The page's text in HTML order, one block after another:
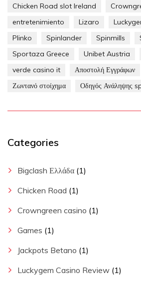
Chicken Road slot Ireland
entretenimiento
Lizaro
Plinko
Spinlander Spinmills
Sportaza Greece
Unibet Austria
verde casino it
Αποστολή Εγγράφων
Ζωντανό στοίχημα
Οδηγός Ανάληψης
Categories
Bigclash Ελλάδα (1)
Chicken Road (1)
Crowngreen casino (1)
Games (1)
Jackpots Betano (1)
Luckygem Casino Review (1)